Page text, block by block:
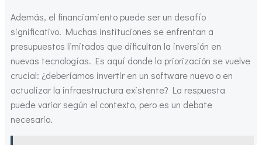
Además, el financiamiento puede ser un desafío
significativo. Muchas instituciones se enfrentan a
presupuestos limitados que dificultan la inversión en
nuevas tecnologías. Es aquí donde la priorización se vuelve
crucial: ¿deberíamos invertir en un software nuevo o en
actualizar la infraestructura existente? La respuesta
puede variar según el contexto, pero es un debate
necesario.